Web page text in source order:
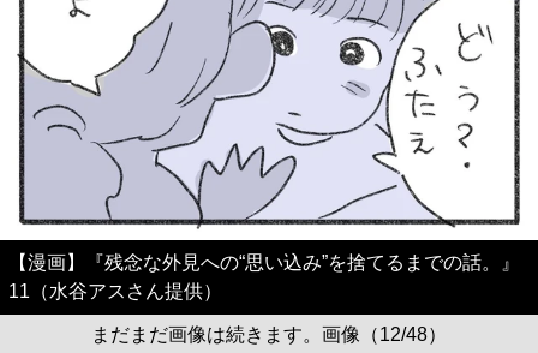
【漫画】『残念な外見への“思い込み”を捨てるまでの話。』
11（水谷アスさん提供）
まだまだ画像は続きます。画像（12/48）